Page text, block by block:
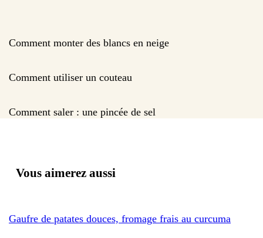
Comment monter des blancs en neige
Comment utiliser un couteau
Comment saler : une pincée de sel
Vous aimerez aussi
Gaufre de patates douces, fromage frais au curcuma